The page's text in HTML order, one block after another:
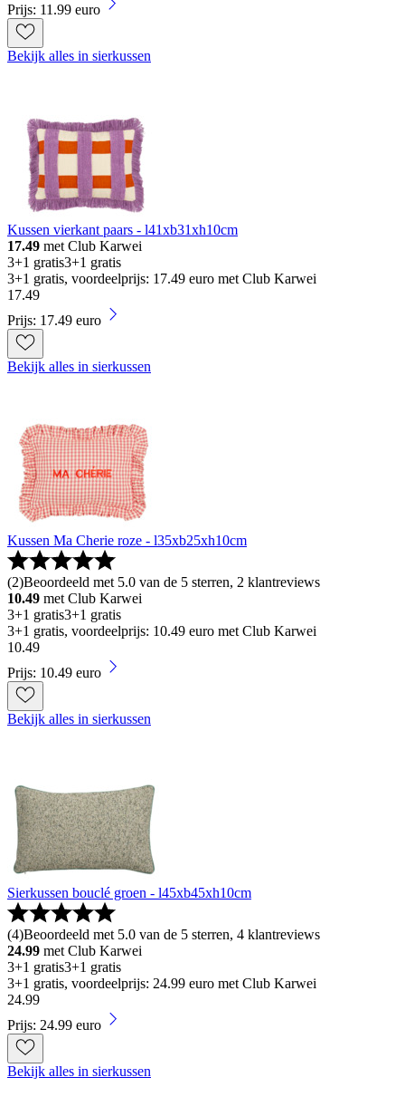
Prijs: 11.99 euro
Bekijk alles in sierkussen
Kussen vierkant paars - l41xb31xh10cm
17.49 met Club Karwei
3+1 gratis3+1 gratis
3+1 gratis, voordeelprijs: 17.49 euro met Club Karwei
17.49
Prijs: 17.49 euro
Bekijk alles in sierkussen
Kussen Ma Cherie roze - l35xb25xh10cm
(2)Beoordeeld met 5.0 van de 5 sterren, 2 klantreviews
10.49 met Club Karwei
3+1 gratis3+1 gratis
3+1 gratis, voordeelprijs: 10.49 euro met Club Karwei
10.49
Prijs: 10.49 euro
Bekijk alles in sierkussen
Sierkussen bouclé groen - l45xb45xh10cm
(4)Beoordeeld met 5.0 van de 5 sterren, 4 klantreviews
24.99 met Club Karwei
3+1 gratis3+1 gratis
3+1 gratis, voordeelprijs: 24.99 euro met Club Karwei
24.99
Prijs: 24.99 euro
Bekijk alles in sierkussen